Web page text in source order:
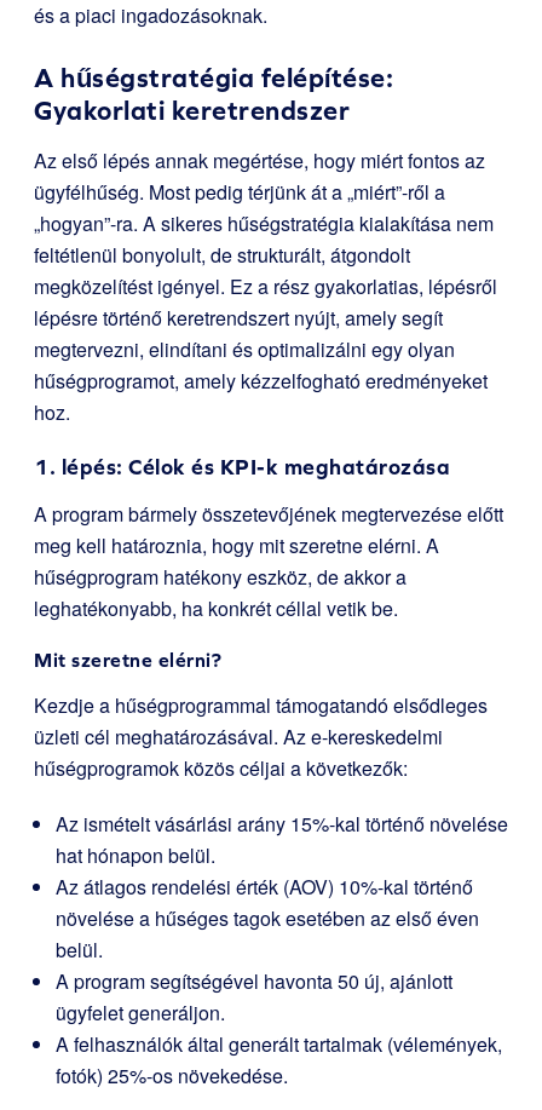
és a piaci ingadozásoknak.
A hűségstratégia felépítése:
Gyakorlati keretrendszer
Az első lépés annak megértése, hogy miért fontos az
ügyfélhűség. Most pedig térjünk át a „miért”-ről a
„hogyan”-ra. A sikeres hűségstratégia kialakítása nem
feltétlenül bonyolult, de strukturált, átgondolt
megközelítést igényel. Ez a rész gyakorlatias, lépésről
lépésre történő keretrendszert nyújt, amely segít
megtervezni, elindítani és optimalizálni egy olyan
hűségprogramot, amely kézzelfogható eredményeket
hoz.
1. lépés: Célok és KPI-k meghatározása
A program bármely összetevőjének megtervezése előtt
meg kell határoznia, hogy mit szeretne elérni. A
hűségprogram hatékony eszköz, de akkor a
leghatékonyabb, ha konkrét céllal vetik be.
Mit szeretne elérni?
Kezdje a hűségprogrammal támogatandó elsődleges
üzleti cél meghatározásával. Az e-kereskedelmi
hűségprogramok közös céljai a következők:
Az ismételt vásárlási arány 15%-kal történő növelése
hat hónapon belül.
Az átlagos rendelési érték (AOV) 10%-kal történő
növelése a hűséges tagok esetében az első éven
belül.
A program segítségével havonta 50 új, ajánlott
ügyfelet generáljon.
A felhasználók által generált tartalmak (vélemények,
fotók) 25%-os növekedése.